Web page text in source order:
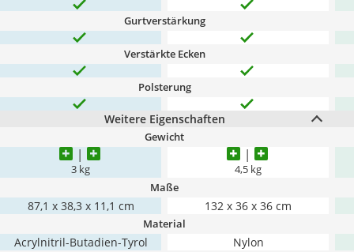
Gurtverstärkung
Verstärkte Ecken
Polsterung
Weitere Eigenschaften
Gewicht
3 kg 4,5 kg
Maße
87,1 x 38,3 x 11,1 cm 132 x 36 x 36 cm
Material
Acrylnitril-Butadien-Tyrol Nylon